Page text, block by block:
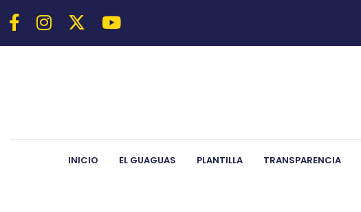
INICIO EL GUAGUAS PLANTILLA TRANSPARENCIA